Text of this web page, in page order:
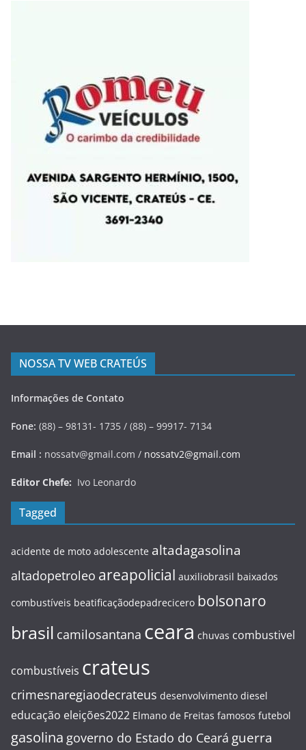
NOSSA TV WEB CRATEÚS
Informações de Contato
Fone: (88) – 98131- 1735 / (88) – 99917- 7134
Email : nossatv@gmail.com / nossatv2@gmail.com
Editor Chefe: Ivo Leonardo
Tagged
acidente de moto adolescente altadagasolina
altadopetroleo areapolicial auxiliobrasil baixados
combustíveis beatificaçãodepadrecicero bolsonaro
brasil camilosantana ceara chuvas combustivel
combustíveis crateus
crimesnaregiaodecrateus desenvolvimento diesel
educação eleições2022 Elmano de Freitas famosos futebol
gasolina governo do Estado do Ceará guerra